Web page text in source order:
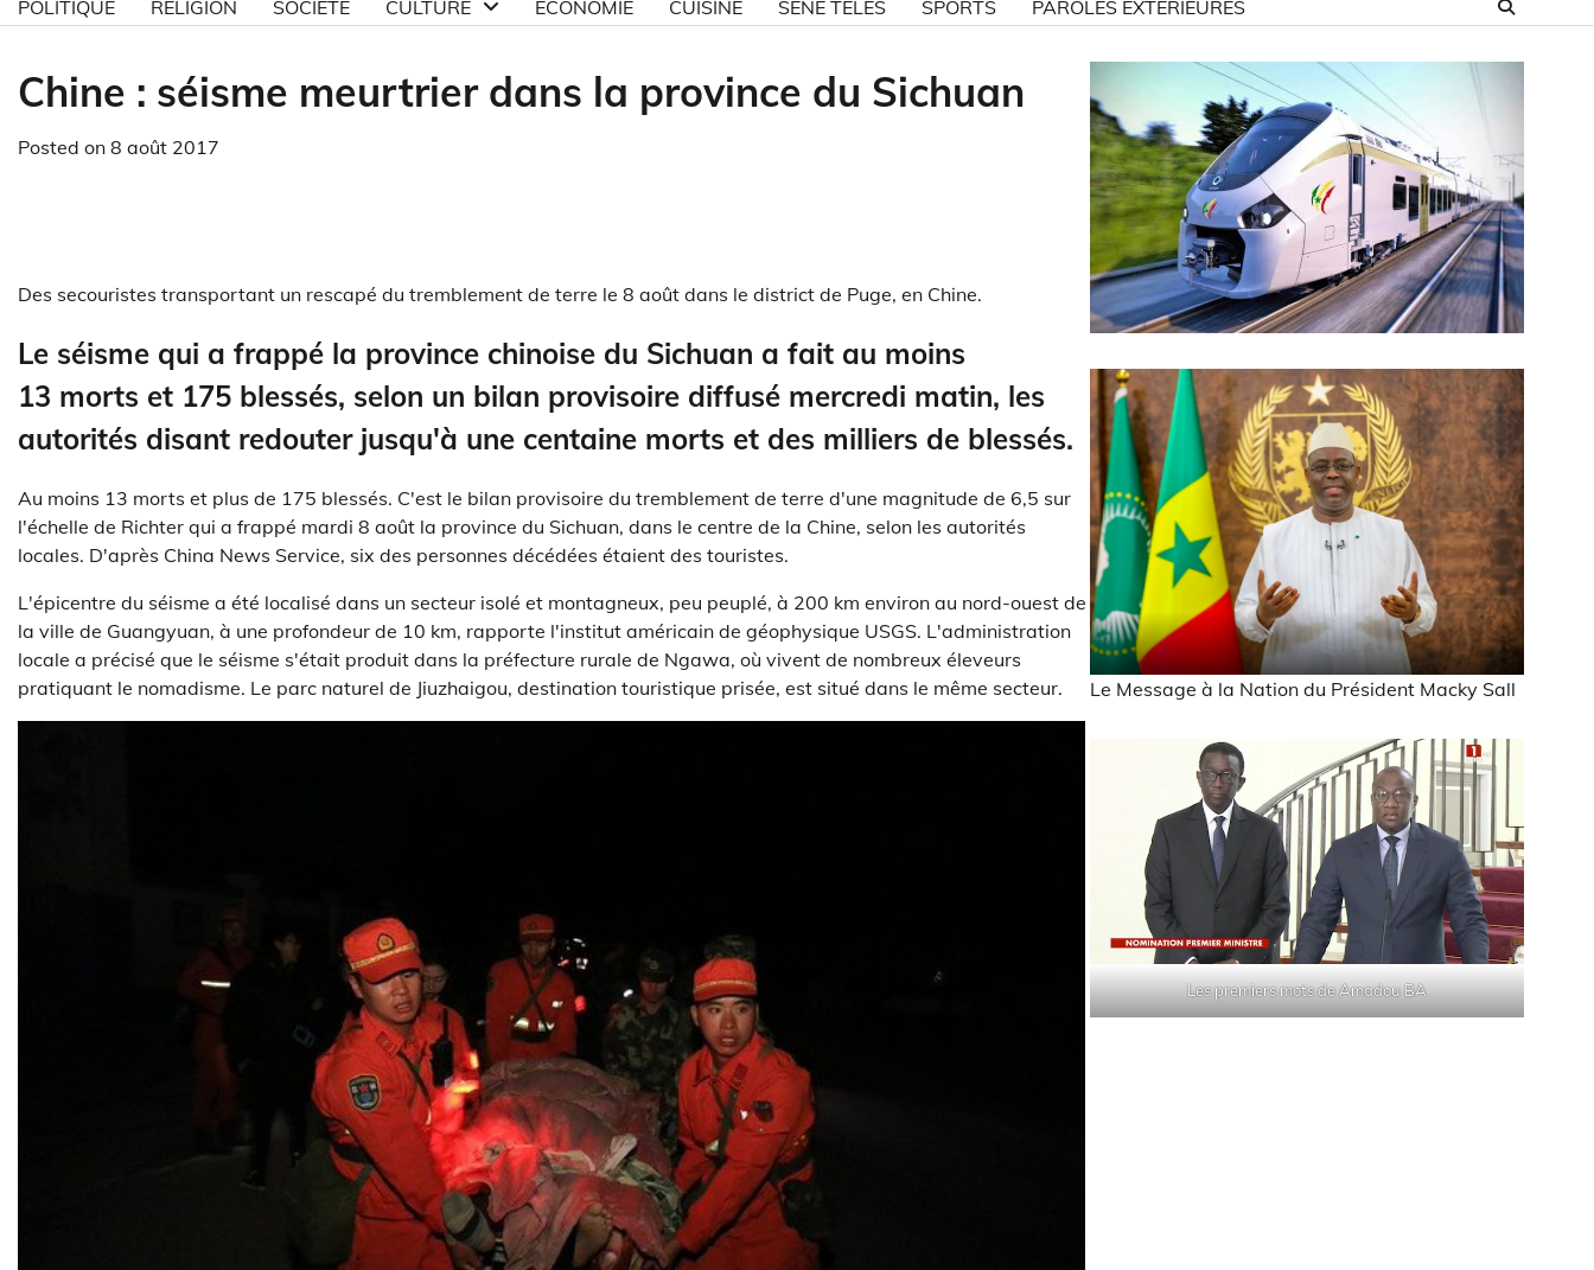
POLITIQUE
RELIGION SOCIETE CULTURE ECONOMIE CUISINE SÉNE TÉLÉS SPORTS PAROLES EXTÉRIEURES
Chine : séisme meurtrier dans la province du Sichuan
Posted on 8 août 2017
Des secouristes transportant un rescapé du tremblement de terre le 8 août dans le district de Puge, en Chine.
Le séisme qui a frappé la province chinoise du Sichuan a fait au moins
13 morts et 175 blessés, selon un bilan provisoire diffusé mercredi matin, les
autorités disant redouter jusqu'à une centaine morts et des milliers de blessés.
Au moins 13 morts et plus de 175 blessés. C'est le bilan provisoire du tremblement de terre d'une magnitude de 6,5 sur
l'échelle de Richter qui a frappé mardi 8 août la province du Sichuan, dans le centre de la Chine, selon les autorités
locales. D'après China News Service, six des personnes décédées étaient des touristes.
L'épicentre du séisme a été localisé dans un secteur isolé et montagneux, peu peuplé, à 200 km environ au nord-ouest de
la ville de Guangyuan, à une profondeur de 10 km, rapporte l'institut américain de géophysique USGS. L'administration
locale a précisé que le séisme s'était produit dans la préfecture rurale de Ngawa, où vivent de nombreux éleveurs
pratiquant le nomadisme. Le parc naturel de Jiuzhaigou, destination touristique prisée, est situé dans le même secteur.
Le Message à la Nation du Président Macky Sall
Les premiers mots de Amadou BA